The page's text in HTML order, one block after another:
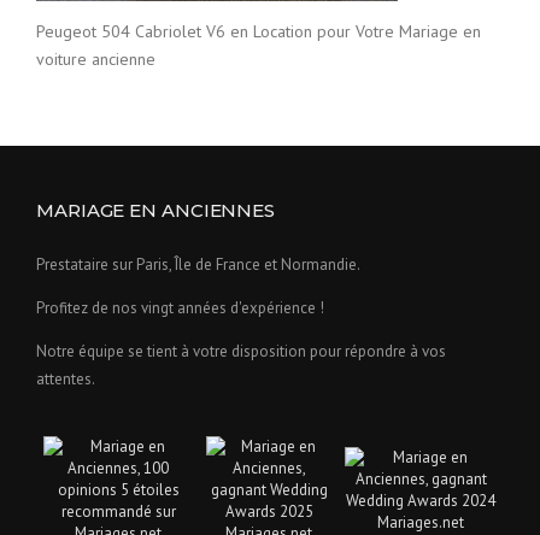
Peugeot 504 Cabriolet V6 en Location pour Votre Mariage en
voiture ancienne
MARIAGE EN ANCIENNES
Prestataire sur Paris, Île de France et Normandie.
Profitez de nos vingt années d'expérience !
Notre équipe se tient à votre disposition pour répondre à vos
attentes.